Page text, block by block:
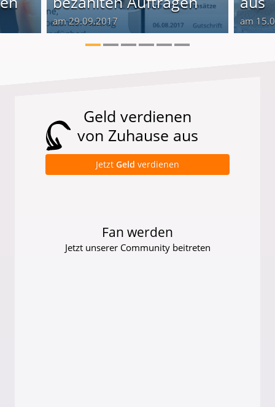
am 29.09.2017 am
Geld verdienen
von Zuhause aus
Jetzt Geld verdienen
Fan werden
Jetzt unserer Community beitreten